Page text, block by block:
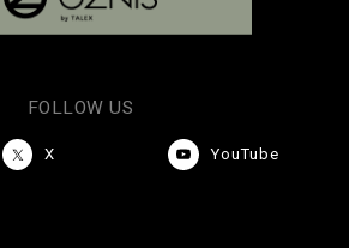
FOLLOW US
X YouTube